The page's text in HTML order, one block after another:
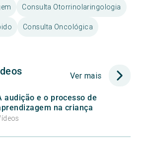
Consulta Otorrinolaringologia
Consulta Oncológica
Ver mais
audição e o processo de
na criança